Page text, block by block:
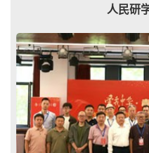
人民研